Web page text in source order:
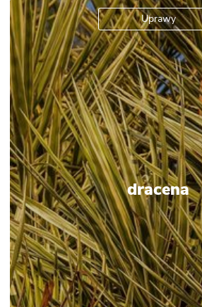
Uprawy
dracena